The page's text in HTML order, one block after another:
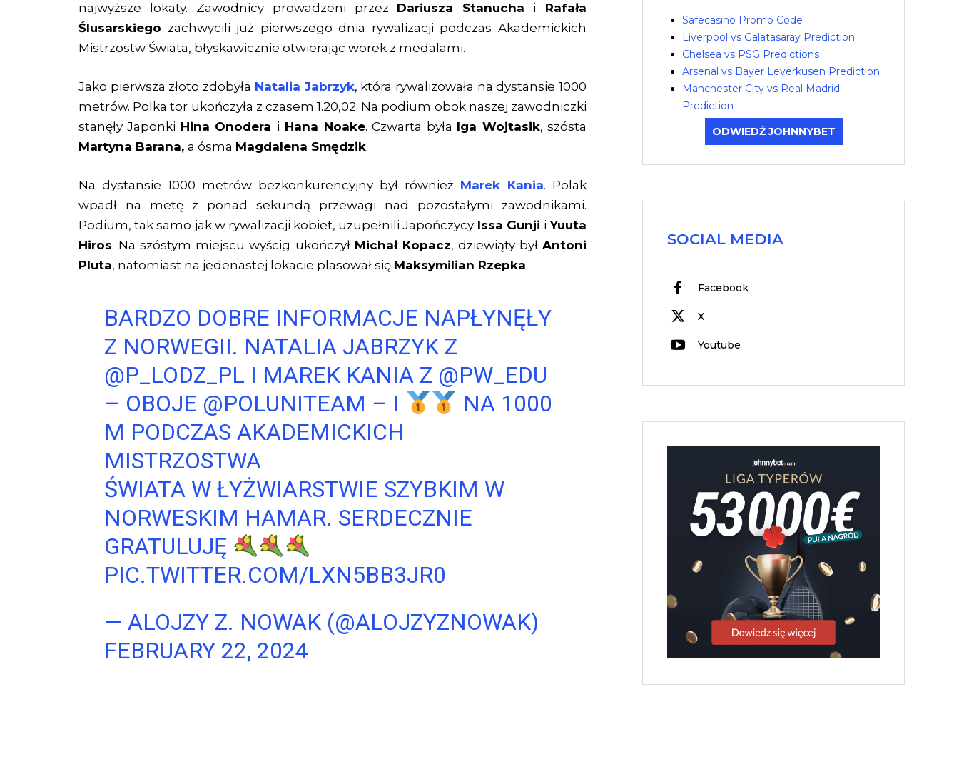
najwyższe lokaty. Zawodnicy prowadzeni przez Dariusza Stanucha i Rafała
Ślusarskiego zachwycili już pierwszego dnia rywalizacji podczas Akademickich
Mistrzostw Świata, błyskawicznie otwierając worek z medalami.
Jako pierwsza złoto zdobyła Natalia Jabrzyk, która rywalizowała na dystansie 1000
metrów. Polka tor ukończyła z czasem 1.20,02. Na podium obok naszej zawodniczki
stanęły Japonki Hina Onodera i Hana Noake. Czwarta była Iga Wojtasik, szósta
Martyna Barana, a ósma Magdalena Smędzik.
Na dystansie 1000 metrów bezkonkurencyjny był również Marek Kania. Polak
wpadł na metę z ponad sekundą przewagi nad pozostałymi zawodnikami.
Podium, tak samo jak w rywalizacji kobiet, uzupełnili Japończycy Issa Gunji i Yuuta
Hiros. Na szóstym miejscu wyścig ukończył Michał Kopacz, dziewiąty byłAntoni
Pluta, natomiast na jedenastej lokacie plasował się Maksymilian Rzepka.
BARDZO DOBRE INFORMACJE NAPŁYNĘŁY
Z NORWEGII. NATALIA JABRZYK Z
@P_LODZ_PL I MAREK KANIA Z @PW_EDU
– OBOJE @POLUNITEAM – I
NA 1000
M PODCZAS AKADEMICKICH
MISTRZOSTWA
ŚWIATA W ŁYŻWIARSTWIE SZYBKIM W
NORWESKIM HAMAR. SERDECZNIE
GRATULUJĘ
PIC.TWITTER.COM/LXN5BB3JR0
— ALOJZY Z. NOWAK (@ALOJZYZNOWAK)
FEBRUARY 22, 2024
Safecasino Promo Code
Liverpool vs Galatasaray Prediction
Chelsea vs PSG Predictions
Arsenal vs Bayer Leverkusen Prediction
Manchester City vs Real Madrid
Prediction
ODWIEDŹ JOHNNYBET
SOCIAL MEDIA
Facebook
X
Youtube